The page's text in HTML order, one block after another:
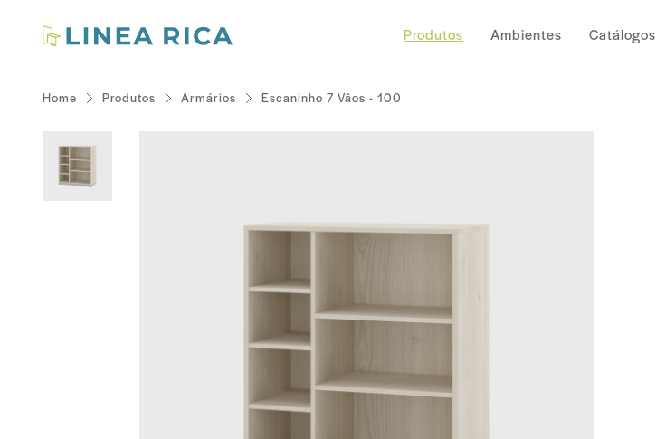
Produtos Ambientes Catálogos
Home Produtos Armários Escaninho 7 Vãos - 100